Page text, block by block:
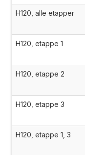
H120, alle etapper
H120, etappe 1
H120, etappe 2
H120, etappe 3
H120, etappe 1, 3